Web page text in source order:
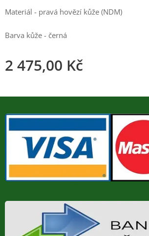
Materiál - pravá hovězí kůže (NDM)
Barva kůže - černá
2 475,00 Kč